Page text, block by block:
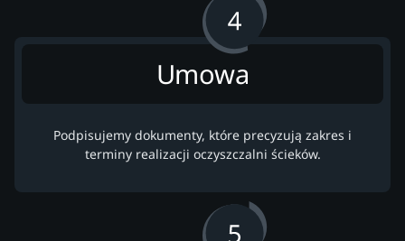
Umowa
Podpisujemy dokumenty, które precyzują zakres i
terminy realizacji oczyszczalni ścieków.